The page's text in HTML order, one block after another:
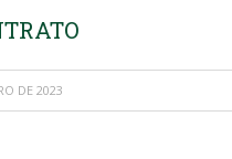
DE 2023